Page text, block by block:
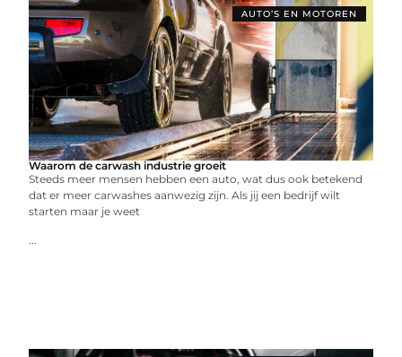
AUTO’S EN MOTOREN
Waarom de carwash industrie groeit
Steeds meer mensen hebben een auto, wat dus ook betekend
dat er meer carwashes aanwezig zijn. Als jij een bedrijf wilt
starten maar je weet
...